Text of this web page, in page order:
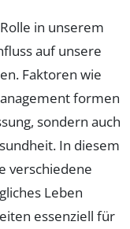
in unserem
auf unsere
Faktoren wie
formen
sondern auch
In diesem
verschiedene
Leben
essenziell für